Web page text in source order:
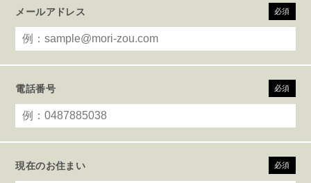
メールアドレス 必須
電話番号 必須
現在のお住まい 必須